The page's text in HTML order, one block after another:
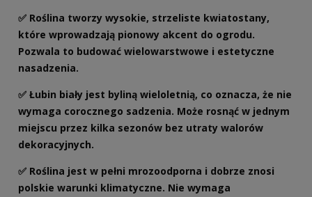
✅ Roślina tworzy wysokie, strzeliste kwiatostany,
które wprowadzają pionowy akcent do ogrodu.
Pozwala to budować wielowarstwowe i estetyczne
nasadzenia.
✅ Łubin biały jest byliną wieloletnią, co oznacza, że nie
wymaga corocznego sadzenia. Może rosnąć w jednym
miejscu przez kilka sezonów bez utraty walorów
dekoracyjnych.
✅ Roślina jest w pełni mrozoodporna i dobrze znosi
polskie warunki klimatyczne. Nie wymaga